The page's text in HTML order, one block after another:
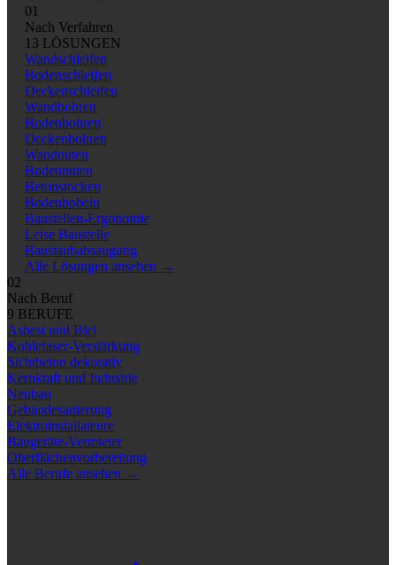
01
Nach Verfahren
13 LÖSUNGEN
Wandschleifen
Bodenschleifen
Deckenschleifen
Wandbohren
Bodenbohren
Deckenbohren
Wandnuten
Bodennuten
Betonstocken
Bodenhobeln
Baustellen-Ergonomie
Leise Baustelle
Baustaubabsaugung
Alle Lösungen ansehen →
02
Nach Beruf
9 BERUFE
Asbest und Blei
Kohlefaser-Verstärkung
Sichtbeton dekorativ
Kernkraft und Industrie
Neubau
Gebäudesanierung
Elektroinstallateure
Baugeräte-Vermieter
Oberflächenvorbereitung
Alle Berufe ansehen →